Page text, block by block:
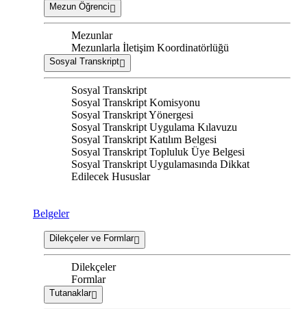
Mezun Öğrenci
Mezunlar
Mezunlarla İletişim Koordinatörlüğü
Sosyal Transkript
Sosyal Transkript
Sosyal Transkript Komisyonu
Sosyal Transkript Yönergesi
Sosyal Transkript Uygulama Kılavuzu
Sosyal Transkript Katılım Belgesi
Sosyal Transkript Topluluk Üye Belgesi
Sosyal Transkript Uygulamasında Dikkat
Edilecek Hususlar
Belgeler
Dilekçeler ve Formlar
Dilekçeler
Formlar
Tutanaklar